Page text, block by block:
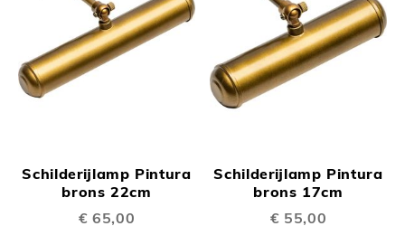
Schilderijlamp Pintura
brons 22cm
€ 65,00
Schilderijlamp Pintura
brons 17cm
€ 55,00